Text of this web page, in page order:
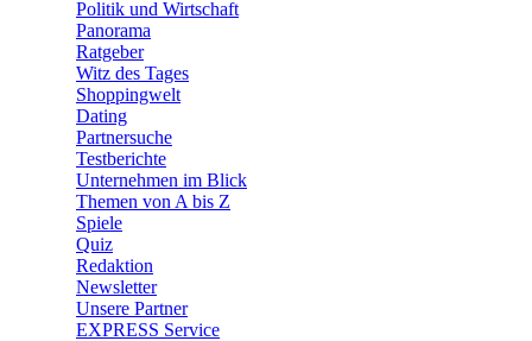
Politik und Wirtschaft
Panorama
Ratgeber
Witz des Tages
Shoppingwelt
Dating
Partnersuche
Testberichte
Unternehmen im Blick
Themen von A bis Z
Spiele
Quiz
Redaktion
Newsletter
Unsere Partner
EXPRESS Service